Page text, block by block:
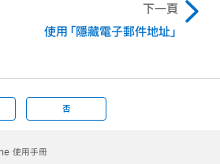
下一頁
使用「隱藏電子郵件地址」
否
使用手冊